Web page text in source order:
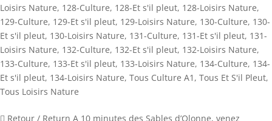
Loisirs Nature, 128-Culture, 128-Et s'il pleut, 128-Loisirs Nature,
129-Culture, 129-Et s'il pleut, 129-Loisirs Nature, 130-Culture, 130-
Et s'il pleut, 130-Loisirs Nature, 131-Culture, 131-Et s'il pleut, 131-
Loisirs Nature, 132-Culture, 132-Et s'il pleut, 132-Loisirs Nature,
133-Culture, 133-Et s'il pleut, 133-Loisirs Nature, 134-Culture, 134-
Et s'il pleut, 134-Loisirs Nature, Tous Culture A1 , Tous Et S'il Pleut,
Tous Loisirs Nature
 Retour / Return A 10 minutes des Sables d’Olonne, venez